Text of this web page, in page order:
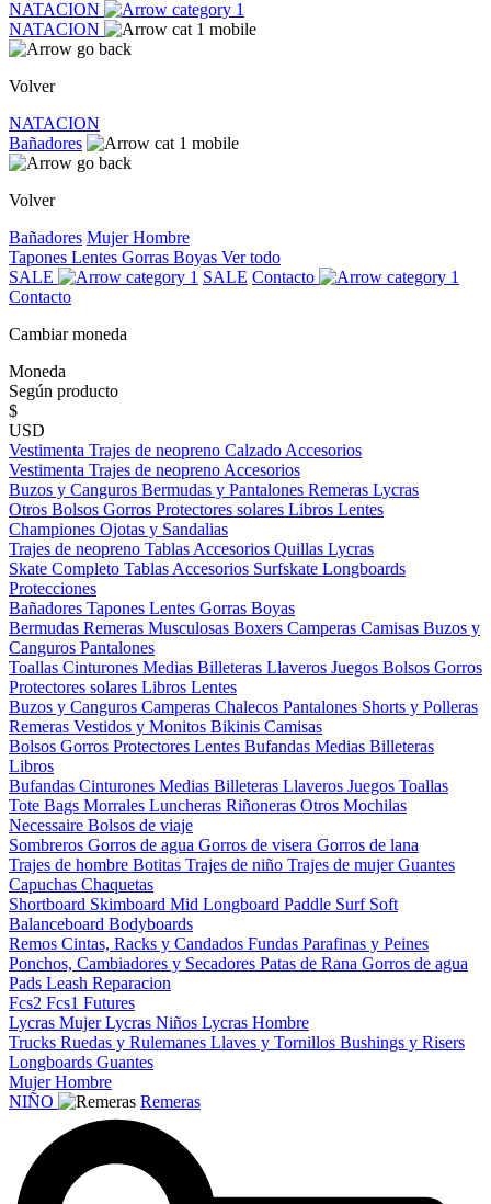
NATACION
NATACION
Volver
NATACION
Bañadores
Volver
Bañadores MujerHombre
Tapones Lentes Gorras Boyas Ver todo
SALE
SALE Contacto
Contacto
Cambiar moneda
Moneda
Según producto
$
USD
Vestimenta Trajes de neopreno Calzado Accesorios
Vestimenta Trajes de neopreno Accesorios
Buzos y Canguros Bermudas y Pantalones Remeras Lycras
Otros Bolsos Gorros Protectores solares Libros Lentes
Championes Ojotas y Sandalias
Trajes de neopreno Tablas Accesorios Quillas Lycras
Skate Completo Tablas Accesorios Surfskate Longboards
Protecciones
Bañadores Tapones Lentes Gorras Boyas
Bermudas Remeras Musculosas Boxers Camperas Camisas Buzos y
Canguros Pantalones
Toallas Cinturones Medias Billeteras Llaveros Juegos Bolsos Gorros
Protectores solares Libros Lentes
Buzos y Canguros Camperas Chalecos Pantalones Shorts y Polleras
Remeras Vestidos y Monitos Bikinis Camisas
Bolsos Gorros Protectores Lentes Bufandas Medias Billeteras
Libros
Bufandas Cinturones Medias Billeteras Llaveros Juegos Toallas
Tote Bags Morrales Luncheras Riñoneras Otros Mochilas
Necessaire Bolsos de viaje
Sombreros Gorros de agua Gorros de visera Gorros de lana
Trajes de hombre Botitas Trajes de niño Trajes de mujerGuantes
Capuchas Chaquetas
Shortboard Skimboard Mid Longboard Paddle Surf Soft
Balanceboard Bodyboards
Remos Cintas, Racks y Candados Fundas Parafinas y Peines
Ponchos, Cambiadores y Secadores Patas de Rana Gorros de agua
Pads Leash Reparacion
Fcs2 Fcs1 Futures
Lycras MujerLycras Niños Lycras Hombre
Trucks Ruedas y Rulemanes Llaves y Tornillos Bushings y Risers
Longboards Guantes
MujerHombre
NIÑO
Remeras